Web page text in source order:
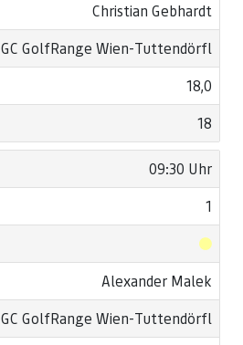
Christian Gebhardt
GC GolfRange Wien-Tuttendörfl
18,0
18
09:30 Uhr
1
Alexander Malek
GC GolfRange Wien-Tuttendörfl